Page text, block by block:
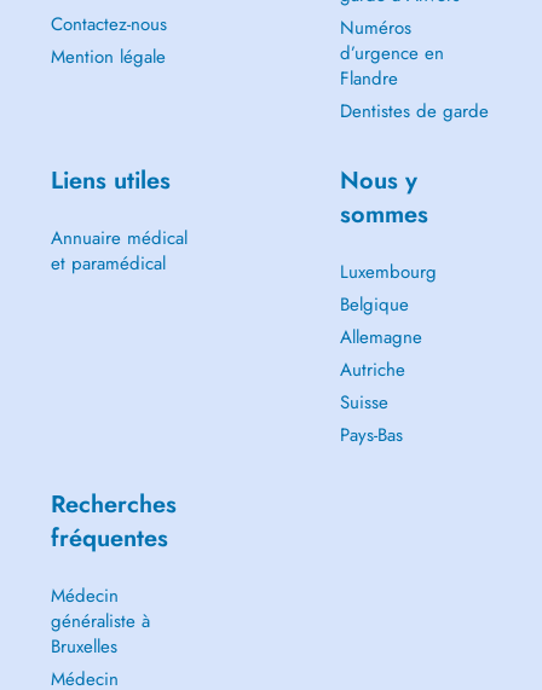
Contactez-nous
Mention légale
Numéros
d’urgence en
Flandre
Dentistes de garde
Liens utiles
Annuaire médical
et paramédical
Nous y
sommes
Luxembourg
Belgique
Allemagne
Autriche
Suisse
Pays-Bas
Recherches
fréquentes
Médecin
généraliste à
Bruxelles
Médecin